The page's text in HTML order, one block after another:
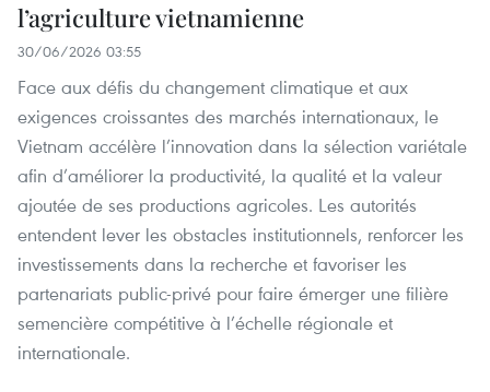
l’agriculture vietnamienne
30/06/2026 03:55
Face aux défis du changement climatique et aux
exigences croissantes des marchés internationaux, le
Vietnam accélère l’innovation dans la sélection variétale
afin d’améliorer la productivité, la qualité et la valeur
ajoutée de ses productions agricoles. Les autorités
entendent lever les obstacles institutionnels, renforcer les
investissements dans la recherche et favoriser les
partenariats public-privé pour faire émerger une filière
semencière compétitive à l’échelle régionale et
internationale.